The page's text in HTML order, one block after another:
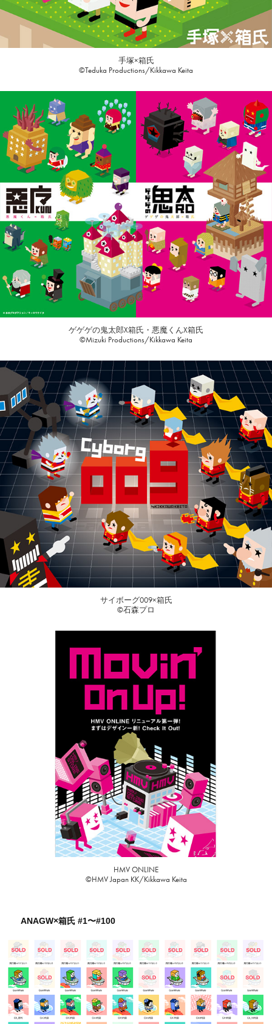
手塚×箱氏
©Teduka Productions/Kikkawa Keita
ゲゲゲの鬼太郎X箱氏・悪魔くんX箱氏
©Mizuki Productions/Kikkawa Keita
サイボーグ009×箱氏
©石森プロ
HMV ONLINE
©HMV Japan KK/Kikkawa Keita
ANAGW×箱氏 #1〜#100